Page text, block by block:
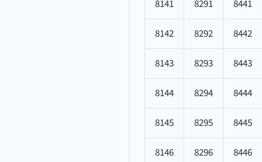
8141 8291 8441
8142 8292 8442
8143 8293 8443
8144 8294 8444
8145 8295 8445
8146 8296 8446